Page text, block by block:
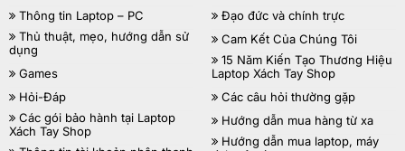
Thông tin Laptop – PC
Thủ thuật, mẹo, hướng dẫn sử
dụng
Games
Hỏi-Đáp
Các gói bảo hành tại Laptop
Xách Tay Shop
Đạo đức và chính trực
Cam Kết Của Chúng Tôi
15 Năm Kiến Tạo Thương Hiệu
Laptop Xách Tay Shop
Các câu hỏi thường gặp
Hướng dẫn mua hàng từ xa
Hướng dẫn mua laptop, máy